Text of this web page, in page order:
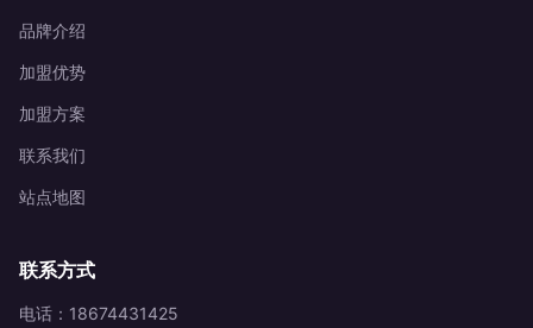
品牌介绍
加盟优势
加盟方案
联系我们
站点地图
联系方式
电话：18674431425